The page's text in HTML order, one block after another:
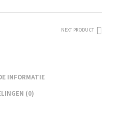
NEXT PRODUCT
INFORMATIE
(0)